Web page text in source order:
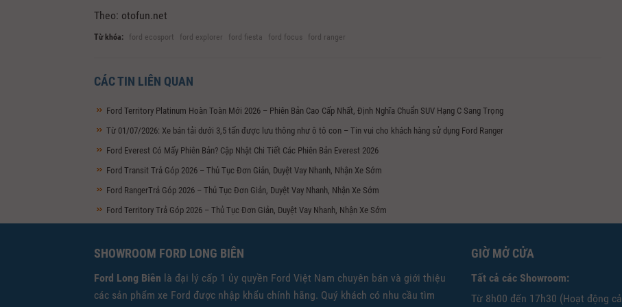
Theo: otofun.net
Từ khóa: ford ecosport ford explorer ford fiesta ford focus ford ranger
CÁC TIN LIÊN QUAN
Ford Territory Platinum Hoàn Toàn Mới 2026 – Phiên Bản Cao Cấp Nhất, Định Nghĩa Chuẩn SUV Hạng C Sang Trọng
Từ 01/07/2026: Xe bán tải dưới 3,5 tấn được lưu thông như ô tô con – Tin vui cho khách hàng sử dụng Ford Ranger
Ford Everest Có Mấy Phiên Bản? Cập Nhật Chi Tiết Các Phiên Bản Everest 2026
Ford Transit Trả Góp 2026 – Thủ Tục Đơn Giản, Duyệt Vay Nhanh, Nhận Xe Sớm
Ford RangerTrả Góp 2026 – Thủ Tục Đơn Giản, Duyệt Vay Nhanh, Nhận Xe Sớm
Ford Territory Trả Góp 2026 – Thủ Tục Đơn Giản, Duyệt Vay Nhanh, Nhận Xe Sớm
SHOWROOM FORD LONG BIÊN
Ford Long Biên là đại lý cấp 1 ủy quyền Ford Việt Nam chuyên bán và giới thiệu
các sản phẩm xe Ford được nhập khẩu chính hãng. Quý khách có nhu cầu tìm
GIỜ MỞ CỬA
Tất cả các Showroom:
Từ 8h00 đến 17h30 (Hoạt động cả